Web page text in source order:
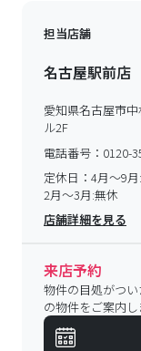
担当店舗
名古屋駅前店
愛知県名古屋市
ル2F
電話番号： 0120-
定休日： 4月～9
2月～3月:無休
店舗詳細を見る
来店予約
物件の目処がつ
の物件をご案内し